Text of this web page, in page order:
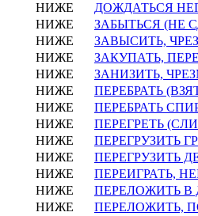
НИЖЕ
ДОЖДАТЬСЯ
НИЖЕ
ЗАБЫТЬСЯ (НЕ
НИЖЕ
ЗАВЫСИТЬ,
НИЖЕ
ЗАКУПАТЬ,
НИЖЕ
ЗАНИЗИТЬ,
НИЖЕ
ПЕРЕБРАТЬ
НИЖЕ
ПЕРЕБРАТЬ
НИЖЕ
ПЕРЕГРЕТЬ
НИЖЕ
ПЕРЕГРУЗИТЬ
НИЖЕ
ПЕРЕГРУЗИТЬ
НИЖЕ
ПЕРЕИГРАТЬ,
НИЖЕ
ПЕРЕЛОЖИТЬ В
НИЖЕ
ПЕРЕЛОЖИТЬ,